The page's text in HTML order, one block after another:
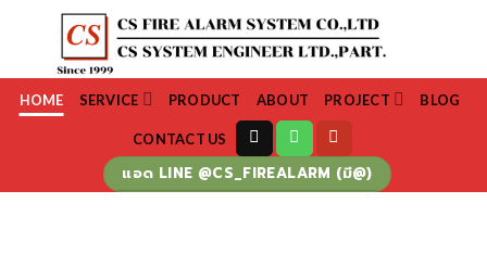
content
HOME SERVICE PRODUCT ABOUT PROJECT BLOG
CONTACT US
แอด LINE @CS_FIREALARM (มี@)